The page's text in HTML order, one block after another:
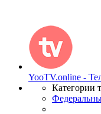
YooTV.online -
Категории